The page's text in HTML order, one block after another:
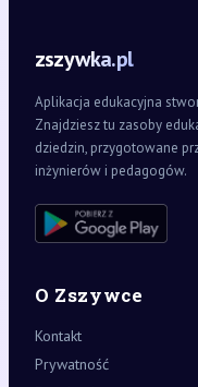
zszywka.pl
Aplikacja edukacyjna
Znajdziesz tu zasoby
dziedzin, przygotowane
inżynierów i pedagogów.
O Zszywce
Kontakt
Prywatność